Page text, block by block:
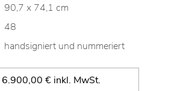
90,7 x 74,1 cm
48
handsigniert und nummeriert
6.900,00 € inkl. MwSt.